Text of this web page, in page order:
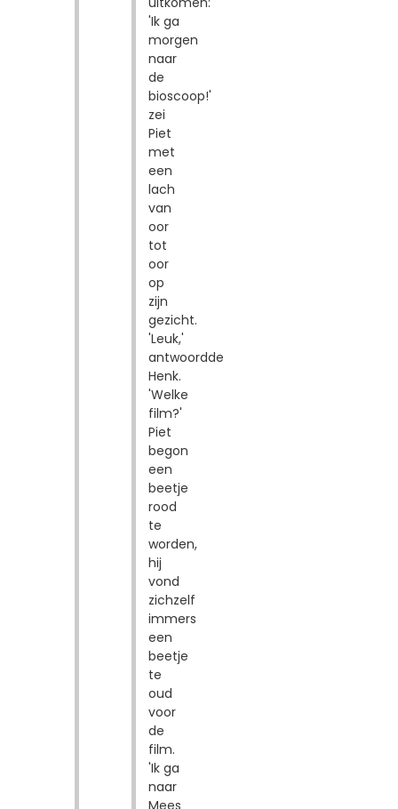
'Ik ga
morgen
naar
de
bioscoop!'
zei
Piet
met
een
lach
van
oor
tot
oor
op
zijn
gezicht.
'Leuk,'
antwoordde
Henk.
'Welke
film?'
Piet
begon
een
beetje
rood
te
worden,
hij
vond
zichzelf
immers
een
beetje
te
oud
voor
de
film.
'Ik ga
naar